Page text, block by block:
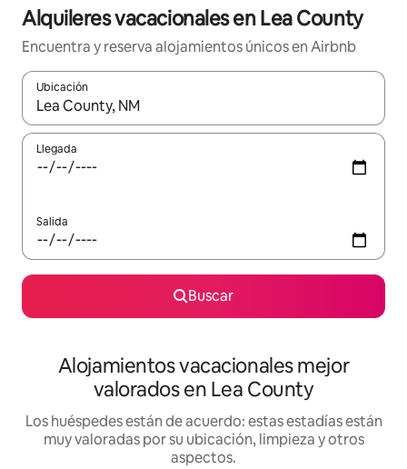
Alquileres vacacionales en Lea County
Encuentra y reserva alojamientos únicos en Airbnb
Ubicación
Cuando los resultados estén disponibles, navega con las
Llegada
Salida
Buscar
Alojamientos vacacionales mejor
valorados en Lea County
Los huéspedes están de acuerdo: estas estadías están
muy valoradas por su ubicación, limpieza y otros
aspectos.